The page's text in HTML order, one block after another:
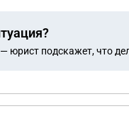
юрист подскажет, что